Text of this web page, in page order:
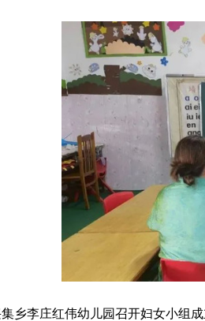
李庄红伟幼儿园召开妇女小组成